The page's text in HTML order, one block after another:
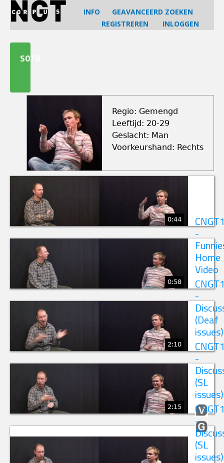
Jump
navigation
INFO
GEAVANCEERD ZOEKEN
REGISTREREN
INLOGGEN
topS070
Regio: Gemengd
Leeftijd: 20-29
Geslacht: Man
Voorkeurshand: Rechts
0:44
-
Home
Video
0:58
-
(Deaf
issues)
2:10
-
(SL
issues)
2:15
-
(SL
issues)